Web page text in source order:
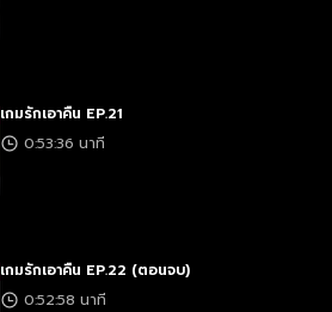
เกมรักเอาคืน EP.21
0:53:36 นาที
เกมรักเอาคืน EP.22 (ตอนจบ)
0:52:58 นาที